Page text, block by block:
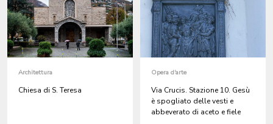
Architettura
Chiesa di S. Teresa
Opera d'arte
Via Crucis. Stazione 10. Gesù
è spogliato delle vesti e
abbeverato di aceto e fiele